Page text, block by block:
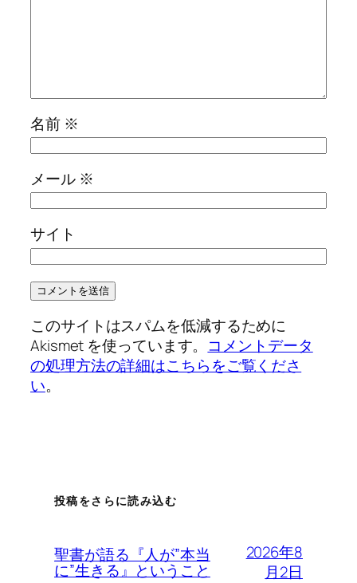
名前 ※
メール ※
サイト
このサイトはスパムを低減するために
Akismet を使っています。 コメントデータ
の処理方法の詳細はこちらをご覧くださ
い。
投稿をさらに読み込む
聖書が語る『人が”本当
に”生きる』ということ
2026年8
月2日